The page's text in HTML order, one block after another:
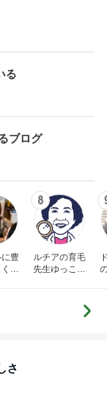
る
ブログ
豊
自
8
ルチアの育毛
先生ゆっこち
さ